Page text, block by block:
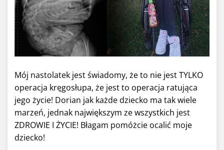
Mój nastolatek jest świadomy, że to nie jest TYLKO
operacja kręgosłupa, że jest to operacja ratująca
jego życie! Dorian jak każde dziecko ma tak wiele
marzeń, jednak największym ze wszystkich jest
ZDROWIE I ŻYCIE! Błagam pomóżcie ocalić moje
dziecko!